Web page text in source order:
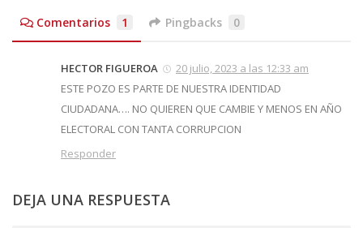
Comentarios 1 Pingbacks 0
HECTOR FIGUEROA
20 julio, 2023 a las 12:33 am
ESTE POZO ES PARTE DE NUESTRA IDENTIDAD
CIUDADANA…. NO QUIEREN QUE CAMBIE Y MENOS EN AÑO
ELECTORAL CON TANTA CORRUPCION
Responder
DEJA UNA RESPUESTA